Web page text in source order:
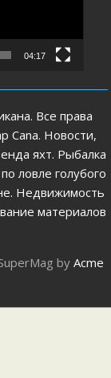
04:17
Все права
Cana. Новости,
яхт. Рыбалка
ловле голубого
Недвижимость
материалов
by Acme